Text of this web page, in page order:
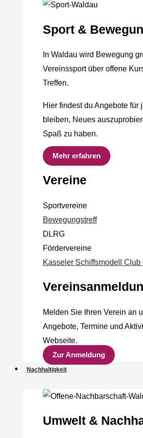
Sport &
In Waldau wird Bewegung
Vereinssport über offene
Treffen.
Hier findest du Angebote für
bleiben, Neues
Spaß zu haben.
Mehr erfahren
Vereine
Sportvereine
Bewegungstreff
DLRG
Fördervereine
Kasseler Schiffsmodell Club
Melden Sie Ihren Verein an
Angebote, Termine und
Webseite.
Zur Anmeldung
Nachhaltigkeit
Umwelt &